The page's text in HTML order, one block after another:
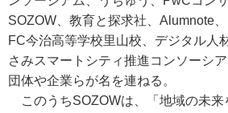
SOZOW、教育と探求社、Alumnote、
FC今治高等学校里山校、デジタル人
さみスマートシティ推進コンソーシ
団体や企業らが名を連ねる。
このうちSOZOWは、「地域の未来